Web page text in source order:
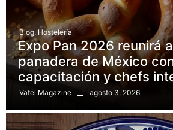
Blog, Hostelería
Expo Pan 2026 reunirá
panadera de México
capacitación y chefs
Vatel Magazine agosto 3, 2026